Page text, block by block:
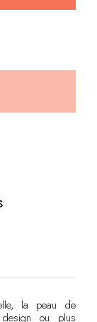
la peau de
ou plus